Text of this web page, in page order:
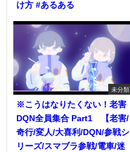
け方 #あるある
未分類
※こうはなりたくない！老害
DQN全員集合 Part1 【老害/
奇行/変人/大喜利/DQN/参戦シ
リーズ/スマブラ参戦/電車/迷